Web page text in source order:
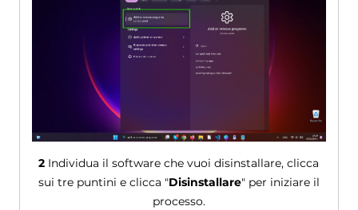
2 Individua il software che vuoi disinstallare, clicca
sui tre puntini e clicca "Disinstallare" per iniziare il
processo.